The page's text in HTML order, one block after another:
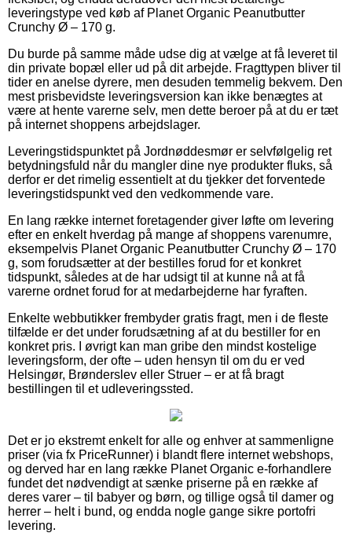
leveringstype ved køb af Planet Organic Peanutbutter
Crunchy Ø – 170 g.
Du burde på samme måde udse dig at vælge at få leveret til
din private bopæl eller ud på dit arbejde. Fragttypen bliver til
tider en anelse dyrere, men desuden temmelig bekvem. Den
mest prisbevidste leveringsversion kan ikke benægtes at
være at hente varerne selv, men dette beroer på at du er tæt
på internet shoppens arbejdslager.
Leveringstidspunktet på Jordnøddesmør er selvfølgelig ret
betydningsfuld når du mangler dine nye produkter fluks, så
derfor er det rimelig essentielt at du tjekker det forventede
leveringstidspunkt ved den vedkommende vare.
En lang række internet foretagender giver løfte om levering
efter en enkelt hverdag på mange af shoppens varenumre,
eksempelvis Planet Organic Peanutbutter Crunchy Ø – 170
g, som forudsætter at der bestilles forud for et konkret
tidspunkt, således at de har udsigt til at kunne nå at få
varerne ordnet forud for at medarbejderne har fyraften.
Enkelte webbutikker frembyder gratis fragt, men i de fleste
tilfælde er det under forudsætning af at du bestiller for en
konkret pris. I øvrigt kan man gribe den mindst kostelige
leveringsform, der ofte – uden hensyn til om du er ved
Helsingør, Brønderslev eller Struer – er at få bragt
bestillingen til et udleveringssted.
Det er jo ekstremt enkelt for alle og enhver at sammenligne
priser (via fx PriceRunner) i blandt flere internet webshops,
og derved har en lang række Planet Organic e-forhandlere
fundet det nødvendigt at sænke priserne på en række af
deres varer – til babyer og børn, og tillige også til damer og
herrer – helt i bund, og endda nogle gange sikre portofri
levering.